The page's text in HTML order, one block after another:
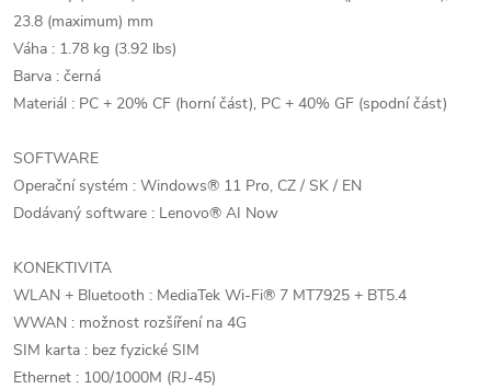
23.8 (maximum) mm
Váha : 1.78 kg (3.92 lbs)
Barva : černá
Materiál : PC + 20% CF (horní část), PC + 40% GF (spodní část)
SOFTWARE
Operační systém : Windows® 11 Pro, CZ / SK / EN
Dodávaný software : Lenovo® AI Now
KONEKTIVITA
WLAN + Bluetooth : MediaTek Wi-Fi® 7 MT7925 + BT5.4
WWAN : možnost rozšíření na 4G
SIM karta : bez fyzické SIM
Ethernet : 100/1000M (RJ-45)